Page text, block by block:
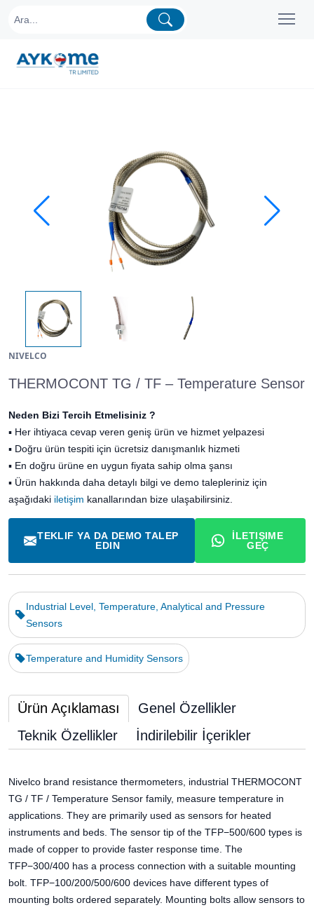
NIVELCO
THERMOCONT TG / TF – Temperature Sensor
Neden Bizi Tercih Etmelisiniz ?
▪ Her ihtiyaca cevap veren geniş ürün ve hizmet yelpazesi
▪ Doğru ürün tespiti için ücretsiz danışmanlık hizmeti
▪ En doğru ürüne en uygun fiyata sahip olma şansı
▪ Ürün hakkında daha detaylı bilgi ve demo talepleriniz için
aşağıdaki iletişim kanallarından bize ulaşabilirsiniz.
TEKLIF YA DA DEMO TALEP
EDIN
İLETIŞIME
GEÇ
Industrial Level, Temperature, Analytical and Pressure
Sensors
Temperature and Humidity Sensors
Ürün Açıklaması
Genel Özellikler
Teknik Özellikler
İndirilebilir İçerikler
Nivelco brand resistance thermometers, industrial THERMOCONT
TG / TF / Temperature Sensor family, measure temperature in
applications. They are primarily used as sensors for heated
instruments and beds. The sensor tip of the TFP−500/600 types is
made of copper to provide faster response time. The
TFP−300/400 has a process connection with a suitable mounting
bolt. TFP−100/200/500/600 devices have different types of
mounting bolts ordered separately. Mounting bolts allow sensors to